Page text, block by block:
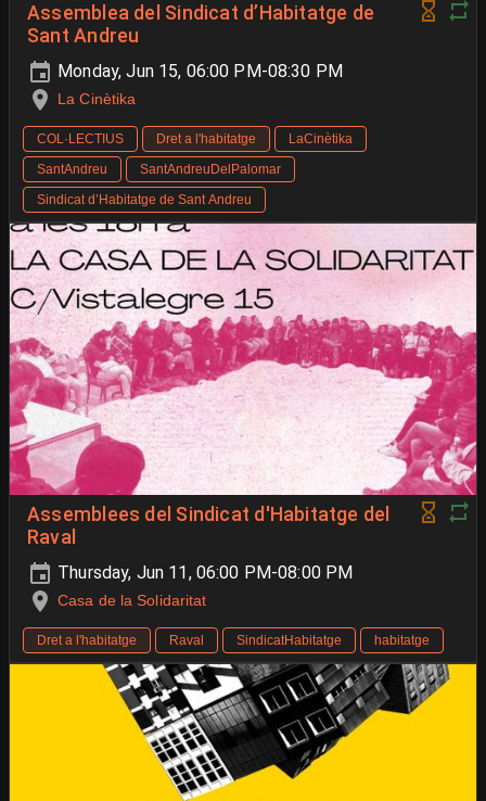
Assemblea del Sindicat d’Habitatge de
Sant Andreu
Monday, Jun 15, 06:00 PM-08:30 PM
La Cinètika
COL·LECTIUS Dret a l'habitatge
LaCinètika
SantAndreu
SantAndreuDelPalomar
Sindicat d’Habitatge de Sant Andreu
Assemblees del Sindicat d'Habitatge del
Raval
Thursday, Jun 11, 06:00 PM-08:00 PM
Casa de la Solidaritat
Dret a l'habitatge Raval SindicatHabitatge habitatge